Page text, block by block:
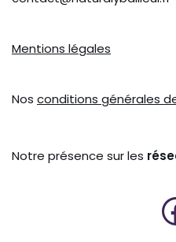
Mentions légales
Nos conditions générales
Notre présence sur les